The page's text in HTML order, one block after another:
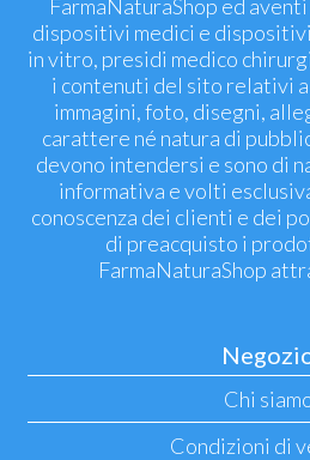
FarmaNaturaShop ed
dispositivi medici e
in vitro, presidi medico
i contenuti del sito relativi
immagini, foto, disegni,
carattere né natura di
devono intendersi e sono di
informativa e volti
conoscenza dei clienti e dei
di preacquisto i
FarmaNaturaShop
Chi
Condizioni di